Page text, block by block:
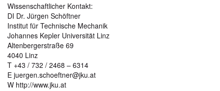
Wissenschaftlicher Kontakt:
DI Dr. Jürgen Schöftner
Institut für Technische Mechanik
Johannes Kepler Universität Linz
Altenbergerstraße 69
4040 Linz
T +43 / 732 / 2468 – 6314
E juergen.schoeftner@jku.at
W http://www.jku.at